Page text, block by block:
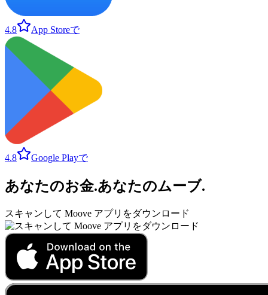
4.8 App Storeで
4.8 Google Playで
あなたのお金.あなたのムーブ.
スキャンして Moove アプリをダウンロード